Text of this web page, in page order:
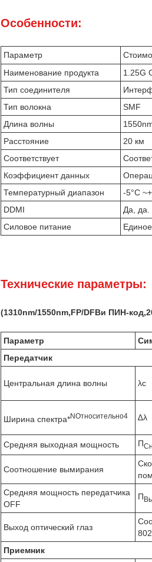
Особенности:
Параметр
Наименование продукта
1.25G
Тип соединителя
Тип волокна
SMF
Длина волны
Расстояние
20 км
Соответствует
Коэффициент данных
Температурный диапазон
-5°C
DDMI
Да, да.
Силовое питание
Технические параметры:
(1310nm/1550nm,FP/DFBи ПИН-код,
Параметр
Передатчик
Центральная длина волны λc
Ширина спектра*NОтносительно4 ∆λ
Средняя выходная мощность
П
Соотношение вымирания
Средняя мощность передатчика
OFF
П
Выход оптический глаз
Приемник